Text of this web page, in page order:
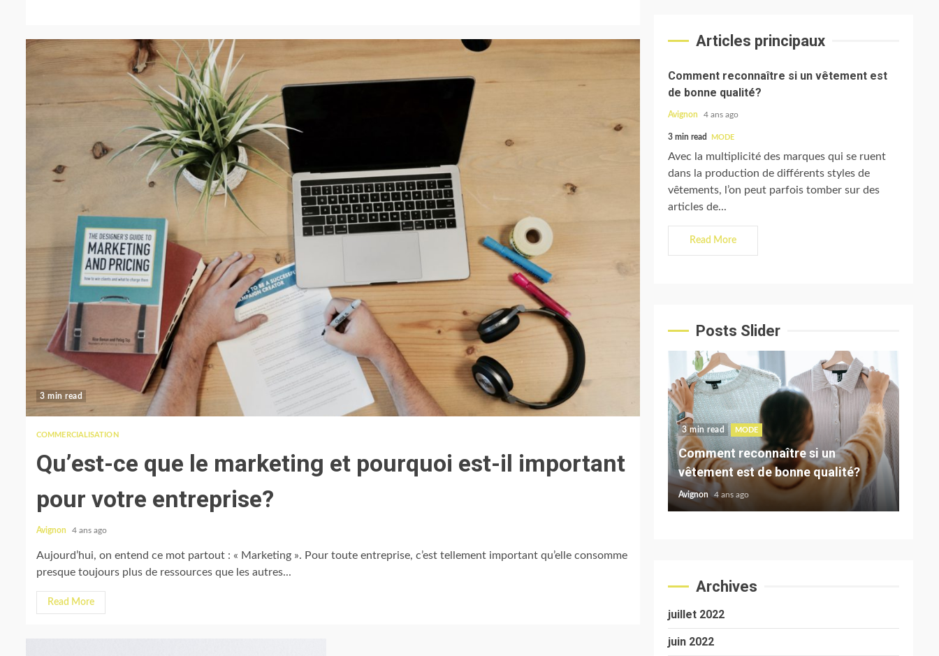
3 min read
COMMERCIALISATION
Qu’est-ce que le marketing et pourquoi est-il important
pour votre entreprise?
Avignon 4 ans ago
Aujourd’hui, on entend ce mot partout : « Marketing ». Pour toute entreprise, c’est tellement important qu’elle consomme
presque toujours plus de ressources que les autres...
Read More
Articles principaux
Comment reconnaître si un vêtement est
de bonne qualité?
Avignon 4 ans ago
3 min read MODE
Avec la multiplicité des marques qui se ruent
dans la production de différents styles de
vêtements, l’on peut parfois tomber sur des
articles de...
Read More
Posts Slider
Devriez-vous commencer un
business? Les pour et les contre
Avignon 4 ans ago
Comment reconnaître si un
vêtement est de bonne qualité?
3 min read COMMERCIALISATION
5 applications indispensables au
marketing de votre entreprise
Avignon 4 ans ago
Archives
juillet 2022
juin 2022